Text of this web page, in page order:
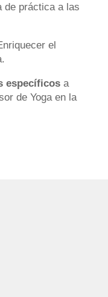
de práctica a las
el
específicosa
de Yoga en la